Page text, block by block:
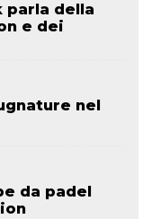
parla della
e dei
nel
da padel